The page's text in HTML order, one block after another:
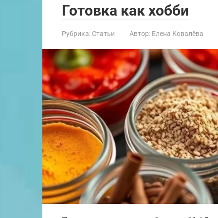
Готовка как хобби
Рубрика: Статьи Автор: Елена Ковалёва